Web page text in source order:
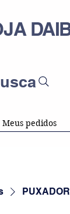
Meus pedidos